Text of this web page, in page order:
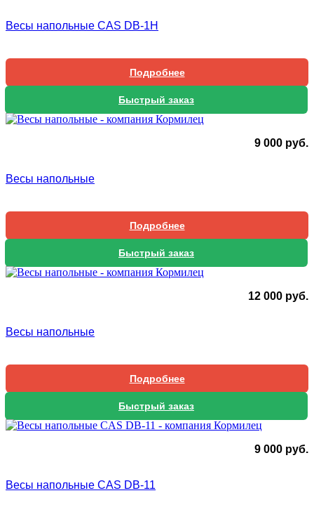
Весы напольные CAS DB-1H
Подробнее
Быстрый заказ
9 000 руб.
Весы напольные
Подробнее
Быстрый заказ
12 000 руб.
Весы напольные
Подробнее
Быстрый заказ
9 000 руб.
Весы напольные CAS DB-11